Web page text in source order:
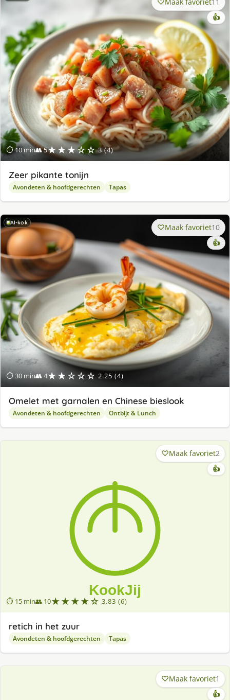
⏱ 10 min👥 5★★★☆☆ 3 (4)
👍
Zeer pikante tonijn
Avondeten & hoofdgerechten Tapas
AI-kok
⏱ 30 min👥 4★★☆☆☆ 2.25 (4)
Maak favoriet10
👍
Omelet met garnalen en Chinese bieslook
Avondeten & hoofdgerechten Ontbijt & Lunch
⏱ 15 min👥 10★★★★☆ 3.83 (6)
Maak favoriet2
👍
retich in het zuur
Avondeten & hoofdgerechten Tapas
Maak favoriet1
👍